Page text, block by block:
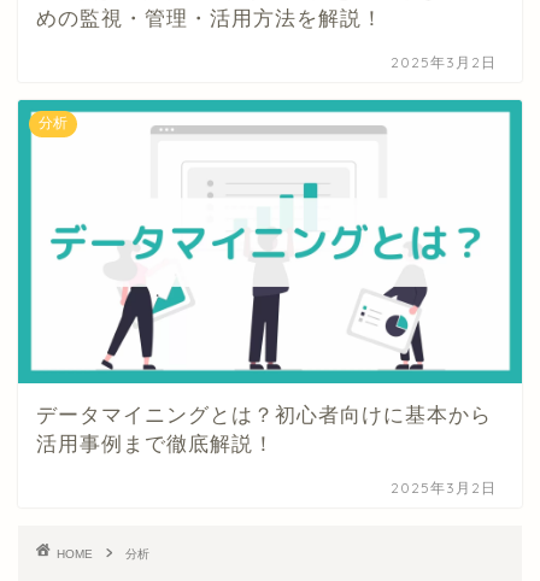
めの監視・管理・活用方法を解説！
2025年3月2日
分析
データマイニングとは？初心者向けに基本から
活用事例まで徹底解説！
2025年3月2日
HOME 分析